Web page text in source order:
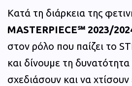
Κατά τη διάρκεια της
MASTERPIECE℠ 2023/
στον ρόλο που παίζει το
και δίνουμε τη
σχεδιάσουν και να